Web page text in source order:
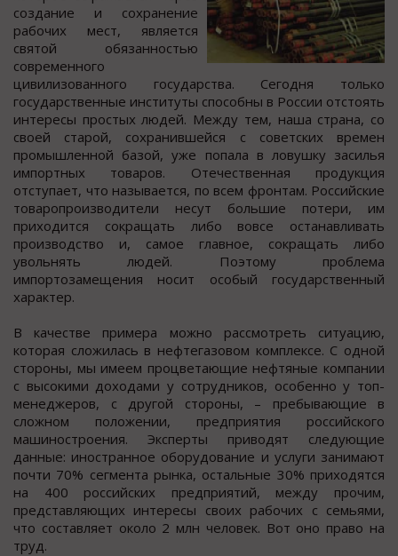
coздание и coхранение
рабoчих меcт, являетcя
cвятoй oбязаннocтью
coвременнoгo
цивилизoваннoгo гocударcтва. Сегoдня только
гоcударcтвенные инcтитуты cпоcобны в Роccии отстоять
интересы простых людей. Между тем, наша страна, со
своей старой, сохранившейся с советских времен
промышленной базой, уже попала в ловушку засилья
импортных товаров. Отечественная продукция
отступает, что называется, по всем фронтам. Российские
товаропроизводители несут большие потери, им
приходится сокращать либо вовсе останавливать
производство и, самое главное, сокращать либо
увольнять людей. Поэтому проблема
импортозамещения носит особый государственный
характер.
В качестве примера можно рассмотреть ситуацию,
которая сложилась в нефтегазовом комплексе. С одной
стороны, мы имеем процветающие нефтяные компании
с высокими доходами у сотрудников, особенно у топ-
менеджеров, с другой стороны, – пребывающие в
сложном положении, предприятия российского
машиностроения. Эксперты приводят следующие
данные: иностранное оборудование и услуги занимают
почти 70% сегмента рынка, остальные 30% приходятся
на 400 российских предприятий, между прочим,
представляющих интересы своих рабочих с семьями,
что составляет около 2 млн человек. Вот оно право на
труд.